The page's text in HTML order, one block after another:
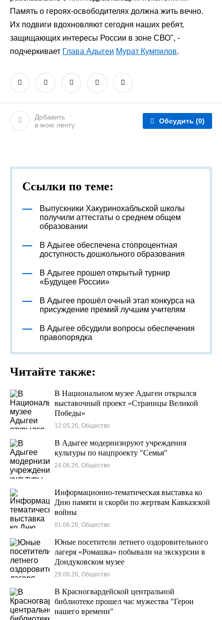
Память о героях-освободителях должна жить вечно.
Их подвиги вдохновляют сегодня наших ребят,
защищающих интересы России в зоне СВО", -
подчеркивает Глава Адыгеи Мурат Кумпилов.
Добавить
в мою ленту
Обсудить (0)
Ссылки по теме:
Выпускники Хакуринохабльской школы
получили аттестаты о среднем общем
образовании
В Адыгее обеспечена стопроцентная
доступность дошкольного образования
В Адыгее прошел открытый турнир
«Будущее России»
В Адыгее прошёл очный этап конкурса на
присуждение премий лучшим учителям
В Адыгее обсудили вопросы обеспечения
правопорядка
Читайте также:
В Национальном музее Адыгеи открылся
выставочный проект «Страницы Великой
Победы»
12.05.26, Общество
В Адыгее модернизируют учреждения
культуры по нацпроекту "Семья"
24.06.26, Общество
Информационно-тематическая выставка ко
Дню памяти и скорби по жертвам Кавказской
войны
01.06.26, Общество
Юные посетители летнего оздоровительного
лагеря «Ромашка» побывали на экскурсии в
Дондуковском музее
29.06.26, Общество
В Красногвардейской центральной
библиотеке прошел час мужества "Герои
нашего времени"